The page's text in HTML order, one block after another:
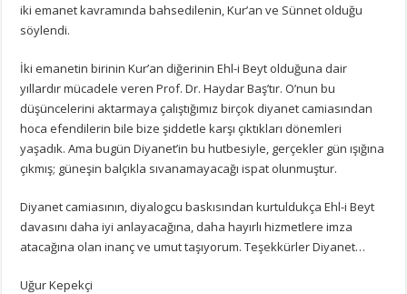
iki emanet kavramında bahsedilenin, Kur’an ve Sünnet olduğu
söylendi.
İki emanetin birinin Kur’an diğerinin Ehl-i Beyt olduğuna dair
yıllardır mücadele veren Prof. Dr. Haydar Baş’tır. O’nun bu
düşüncelerini aktarmaya çalıştığımız birçok diyanet camiasından
hoca efendilerin bile bize şiddetle karşı çıktıkları dönemleri
yaşadık. Ama bugün Diyanet’in bu hutbesiyle, gerçekler gün ışığına
çıkmış; güneşin balçıkla sıvanamayacağı ispat olunmuştur.
Diyanet camiasının, diyalogcu baskısından kurtuldukça Ehl-i Beyt
davasını daha iyi anlayacağına, daha hayırlı hizmetlere imza
atacağına olan inanç ve umut taşıyorum. Teşekkürler Diyanet…
Uğur Kepekçi